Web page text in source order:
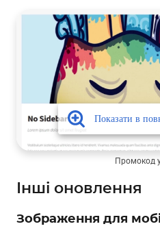
Промокод у
Інші оновлення
Зображення для